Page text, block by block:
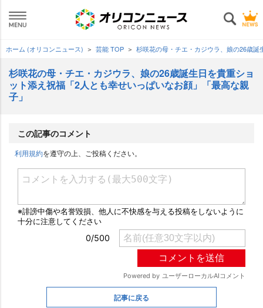
ホーム (オリコンニュース) 芸能 TOP 杉咲花の母・チエ・カジウラ、娘の26歳
杉咲花の母・チエ・カジウラ、娘の26歳誕生日を貴重ショ
ット添え祝福「2人とも幸せいっぱいなお顔」「最高な親
子」
この記事のコメント
利用規約を遵守の上、ご投稿ください。
記事に戻る